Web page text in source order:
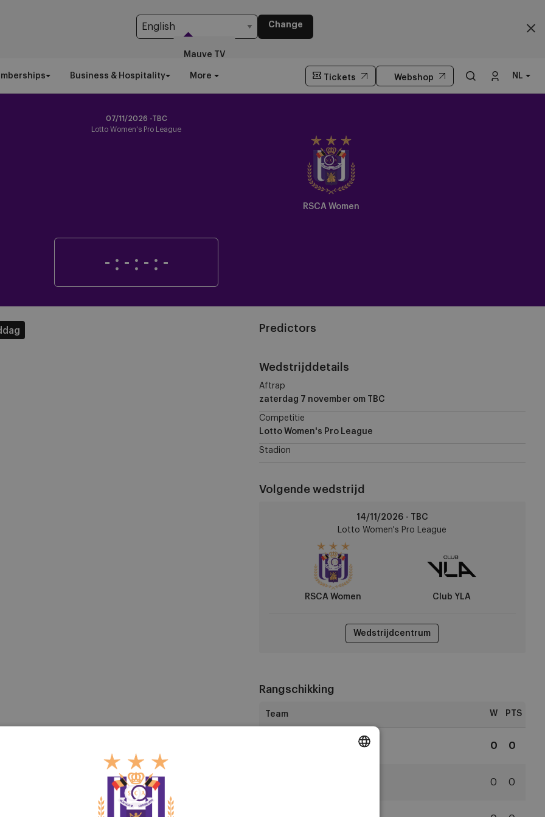
Change
Business & Hospitality More
Mauve TV
Tickets Webshop NL
07/11/2026 -TBC
Lotto Women's Pro League
Crest
Dark
RSCA Women
- : - : - : -
Predictors
Wedstrijddetails
Aftrap
zaterdag 7 november om TBC
Competitie
Lotto Women's Pro League
Stadion
Volgende wedstrijd
14/11/2026 - TBC
Lotto Women's Pro League
RSCA Women Club YLA
Wedstrijdcentrum
Rangschikking
W PTS
RSCA Women 0 0
0 0